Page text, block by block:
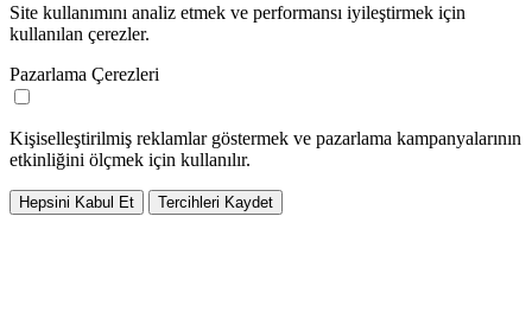
Site kullanımını analiz etmek ve performansı iyileştirmek için
kullanılan çerezler.
Pazarlama Çerezleri
Kişiselleştirilmiş reklamlar göstermek ve pazarlama kampanyalarının
etkinliğini ölçmek için kullanılır.
Hepsini Kabul Et Tercihleri Kaydet